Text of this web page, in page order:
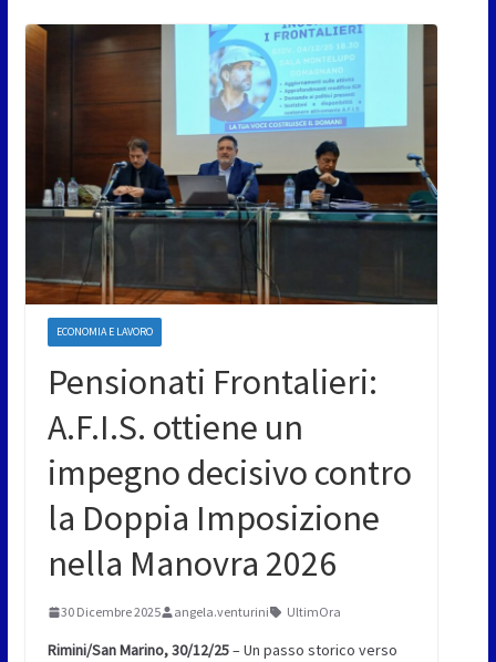
ECONOMIA E LAVORO
Pensionati Frontalieri:
A.F.I.S. ottiene un
impegno decisivo contro
la Doppia Imposizione
nella Manovra 2026
30 Dicembre 2025 angela.venturini UltimOra
Rimini/San Marino, 30/12/25– Un passo storico verso